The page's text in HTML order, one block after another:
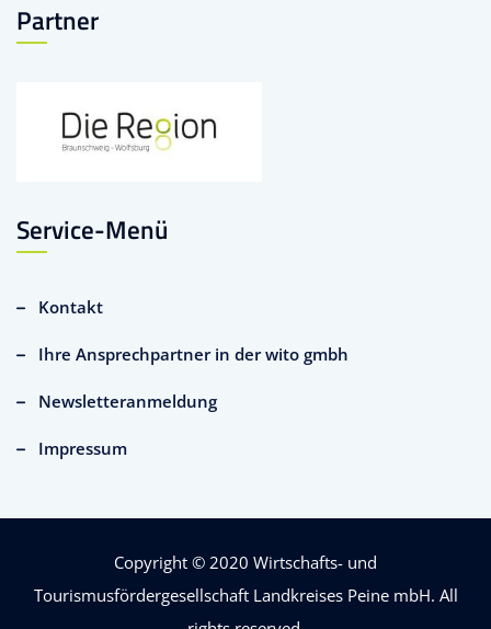
Partner
Service-Menü
Kontakt
Ihre Ansprechpartner in der wito gmbh
Newsletteranmeldung
Impressum
Copyright © 2020 Wirtschafts- und
Tourismusfördergesellschaft Landkreises Peine mbH. All